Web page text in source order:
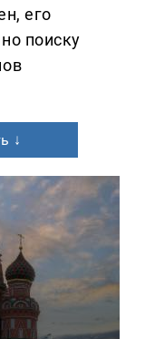
его
поиску
↓